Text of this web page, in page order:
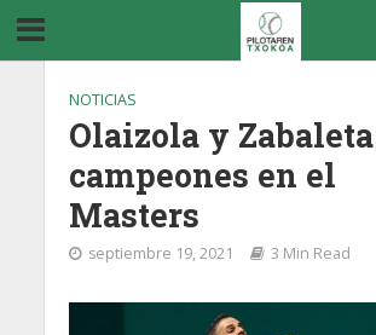
NOTICIAS
Olaizola y Zabaleta
campeones en el
Masters
septiembre 19, 2021 3 Min Read